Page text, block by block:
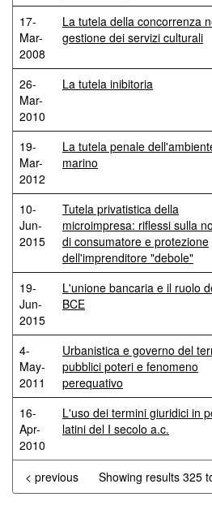
17-
Mar-
2008
La tutela della concorrenza
gestione dei servizi culturali
26-
Mar-
2010
La tutela inibitoria
19-
Mar-
2012
La tutela penale
marino
10-
Jun-
2015
Tutela privatistica della
microimpresa: riflessi sulla
di consumatore e protezione
dell'imprenditore "debole"
19-
Jun-
2015
L'unione bancaria e il ruolo
BCE
4-
May-
2011
Urbanistica e governo del
pubblici poteri e fenomeno
perequativo
16-
Apr-
2010
L'uso dei termini giuridici in
latini del I secolo a.c.
Showing results 325
< previous